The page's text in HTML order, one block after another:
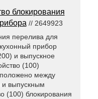
блокирования
// 2649923
перелива для
прибор
и выпускное
(100)
между
выпускным
(100) блокирования